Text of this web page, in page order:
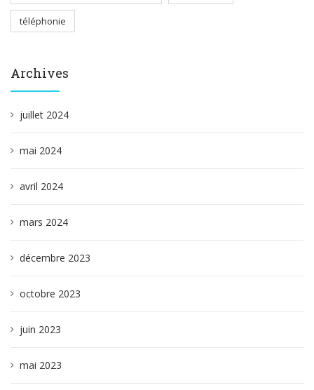
téléphonie
Archives
juillet 2024
mai 2024
avril 2024
mars 2024
décembre 2023
octobre 2023
juin 2023
mai 2023